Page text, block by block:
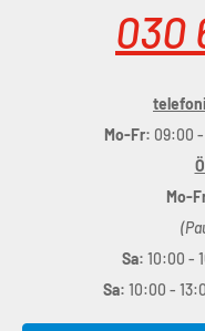
nachgerüstet werden.
den Wendekreis eng
immer die Nase vorn,
Parken. So sieht die
: Aluminum
030
Mo-Fr: 09:00
Mo-
Sa: 10:00 -
Sa: 10:00 -